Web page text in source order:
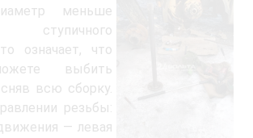
меньше
означает, что
выбить
всю сборку.
резьбы:
— левая